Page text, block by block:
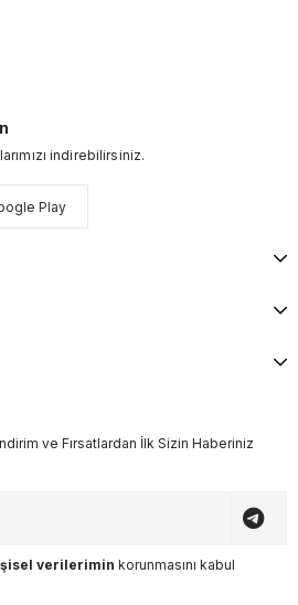
indirebilirsiniz.
Play
ve Fırsatlardan İlk Sizin Haberiniz
verilerimin korunmasını kabul